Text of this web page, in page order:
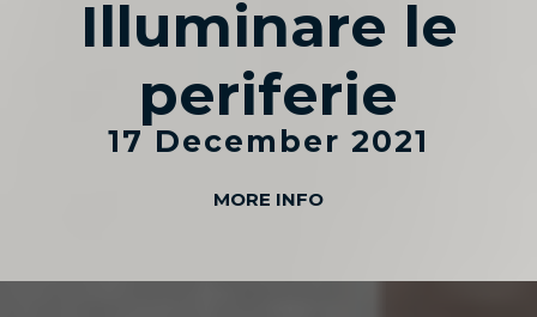
Illuminare le
periferie
17 December 2021
MORE INFO